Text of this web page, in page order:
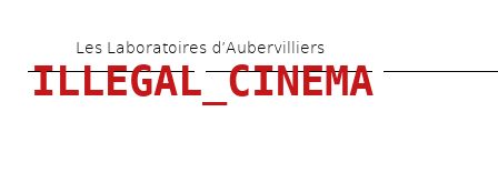
au
contenu
Les Laboratoires d’Aubervilliers
ILLEGAL_CINEMA